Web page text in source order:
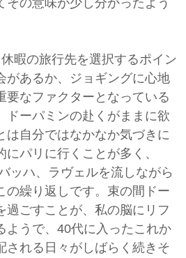
暇の旅行先を選択するポイン
があるか、ジョギングに心地
要なファクターとなっている
ドーパミンの赴くがままに欲
は自分ではなかなか気づきに
パリに行くことが多く、
ッハ、ラヴェルを流しながら
の繰り返しです。束の間ドー
過ごすことが、私の脳にリフ
ようで、40代に入ったこれか
される日々がしばらく続きそ